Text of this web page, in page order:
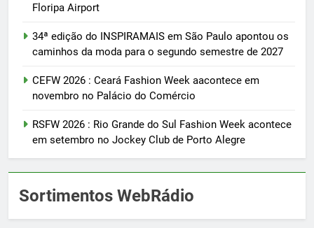
Floripa Airport
34ª edição do INSPIRAMAIS em São Paulo apontou os
caminhos da moda para o segundo semestre de 2027
CEFW 2026 : Ceará Fashion Week aacontece em
novembro no Palácio do Comércio
RSFW 2026 : Rio Grande do Sul Fashion Week acontece
em setembro no Jockey Club de Porto Alegre
Sortimentos WebRádio